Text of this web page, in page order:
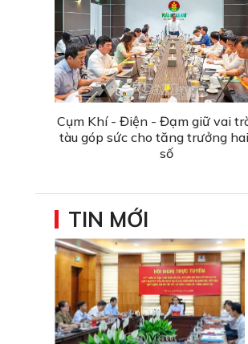
Cụm Khí - Điện - Đạm giữ vai
tàu góp sức cho tăng trưởng
số
TIN MỚI